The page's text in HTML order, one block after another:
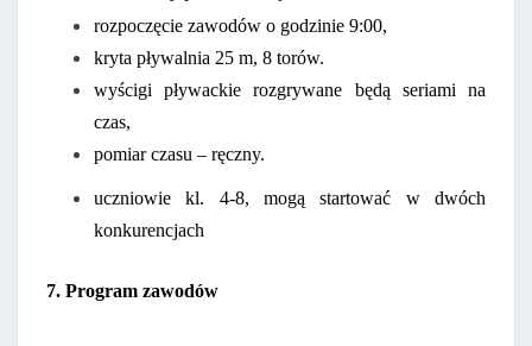
rozpoczęcie zawodów o godzinie 9:00,
kryta pływalnia 25 m, 8 torów.
wyścigi pływackie rozgrywane będą seriami na
czas,
pomiar czasu – ręczny.
uczniowie kl. 4-8, mogą startować w dwóch
konkurencjach
7. Program zawodów